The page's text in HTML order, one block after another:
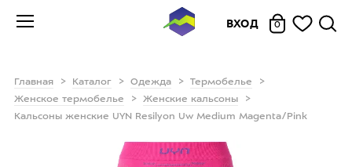
ВХОД 0
Главная Каталог Одежда
Термобелье
Женское термобелье
Женские кальсоны
Кальсоны женские UYN Resilyon Uw Medium Magenta/Pink